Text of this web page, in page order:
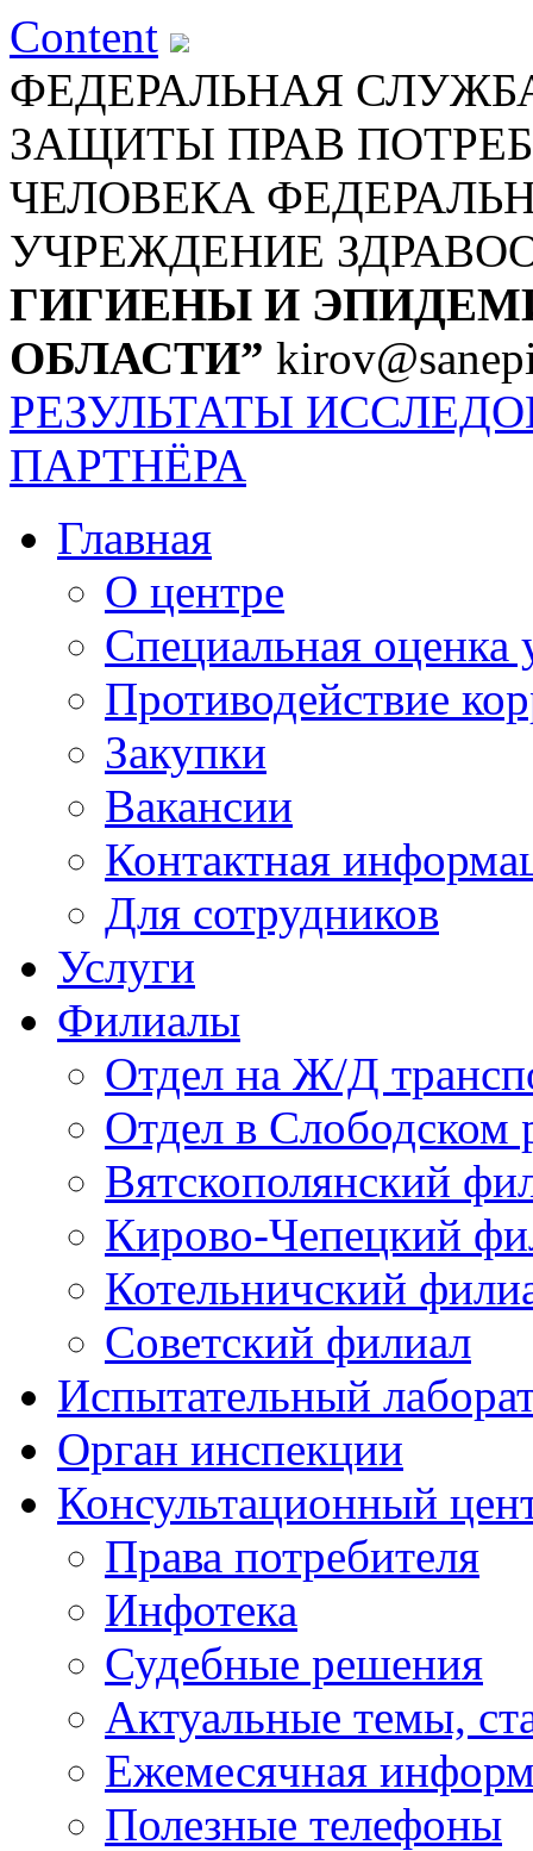
Content
ФЕДЕРАЛЬНАЯ
ЗАЩИТЫ ПРАВ
ЧЕЛОВЕКА
УЧРЕЖДЕНИЕ
ГИГИЕНЫ И
ОБЛАСТИ”
РЕЗУЛЬТАТЫ
ПАРТНЁРА
Главная
О центре
Специальная оценка
Противодействие
Закупки
Вакансии
Контактная
Для сотрудников
Услуги
Филиалы
Отдел на Ж/Д
Отдел в Слободском
Вятскополянский
Кирово-Чепецкий
Котельничский
Советский филиал
Испытательный
Орган инспекции
Консультационный
Права потребителя
Инфотека
Судебные решения
Актуальные темы,
Ежемесячная
Полезные телефоны